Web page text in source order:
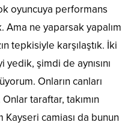
oyuncuya performans
Ama ne yaparsak yapalım
tepkisiyle karşılaştık. İki
şimdi de aynısını
Onların canları
taraftar, takımın
Kayseri camiası da bunun